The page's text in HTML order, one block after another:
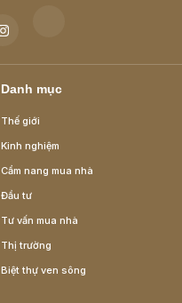
Danh mục
Thế giới
Kinh nghiệm
Cẩm nang mua nhà
Đầu tư
Tư vấn mua nhà
Thị trường
Biệt thự ven sông